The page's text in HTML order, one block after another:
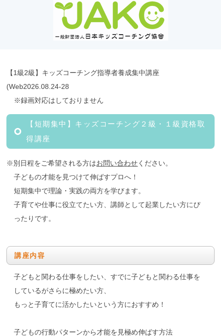
【1級2級】キッズコーチング指導者養成集中講座
(Web2026.08.24-28
※録画対応はしておりません
【短期集中】キッズコーチング２級・１級資格取
得講座
※別日程をご希望される方はお問い合わせください。
子どもの才能を見つけて伸ばすプロへ！
短期集中で理論・実践の両方を学びます。
子育てや仕事に役立てたい方、講師として起業したい方にぴ
ったりです。
講座内容
子どもと関わる仕事をしたい、すでに子どもと関わる仕事を
しているがさらに極めたい方、
もっと子育てに活かしたいという方におすすめ！
子どもの行動パターンから才能を見極め伸ばす方法